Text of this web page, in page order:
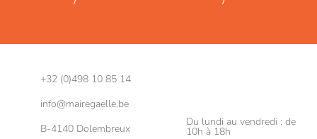
+32 (0)498 10 85 14
info@mairegaelle.be
B-4140 Dolembreux
Du lundi au vendredi : de
10h à 18h